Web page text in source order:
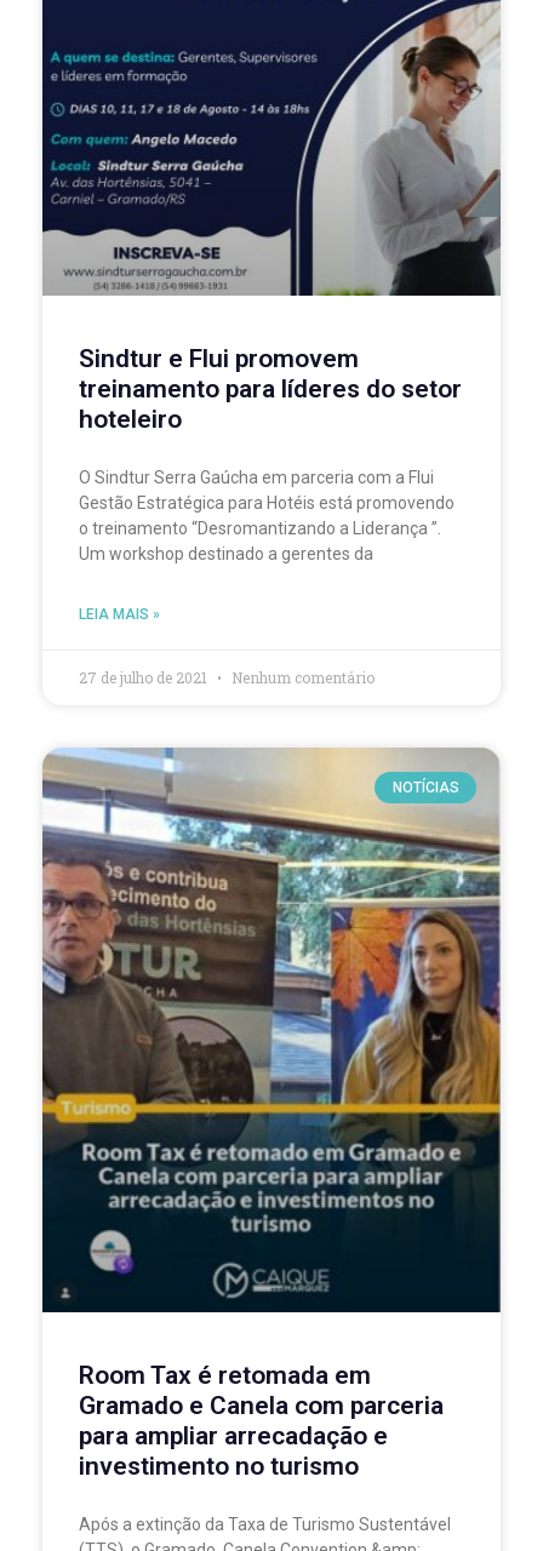
Sindtur e Flui promovem
treinamento para líderes do setor
hoteleiro
O Sindtur Serra Gaúcha em parceria com a Flui
Gestão Estratégica para Hotéis está promovendo
o treinamento “Desromantizando a Liderança ”.
Um workshop destinado a gerentes da
LEIA MAIS »
27 de julho de 2021 Nenhum comentário
NOTÍCIAS
Room Tax é retomada em
Gramado e Canela com parceria
para ampliar arrecadação e
investimento no turismo
Após a extinção da Taxa de Turismo Sustentável